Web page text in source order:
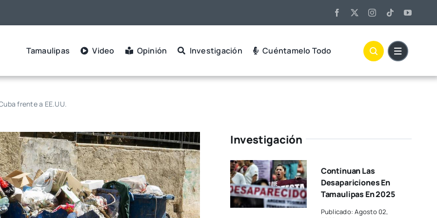
Tamaulipas Video Opinión Investigación Cuéntamelo Todo
frente a EE.UU.
Investigación
Continuan Las
Desapariciones En
Tamaulipas En 2025
Publicado: Agosto 02,